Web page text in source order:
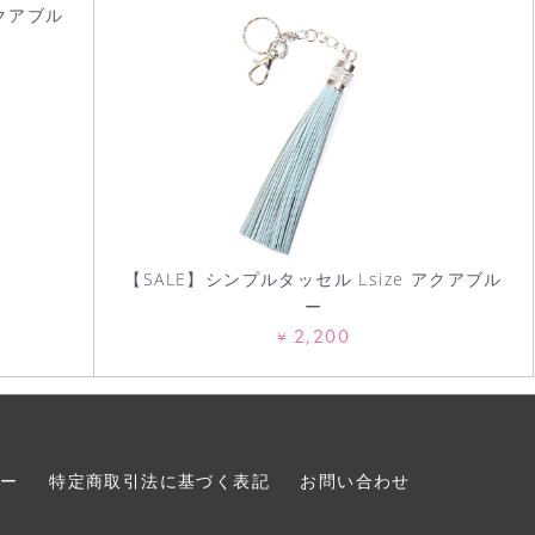
アブル
【SALE】シンプルタッセル Lsize アクアブル
ー
¥ 2,200
特定商取引法に基づく表記 お問い合わせ